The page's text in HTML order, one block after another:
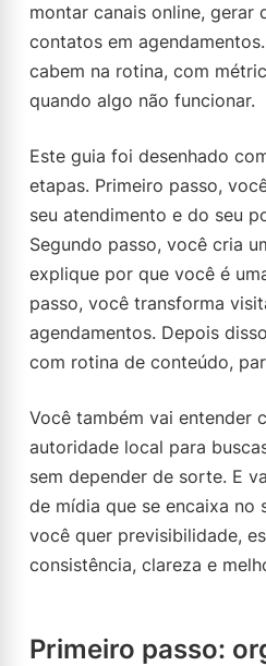
montar canais online, gerar
contatos em
cabem na rotina, com
quando algo não funcionar.
Este guia foi desenhado
etapas. Primeiro passo,
seu atendimento e do seu
Segundo passo, você cria
explique por que você é
passo, você transforma
agendamentos. Depois
com rotina de conteúdo,
Você também vai entender
autoridade local para
sem depender de sorte. E
de mídia que se encaixa no
você quer previsibilidade,
consistência, clareza e
Primeiro passo: